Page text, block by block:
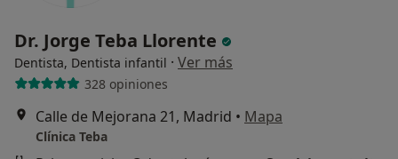
Dr. Jorge Teba Llorente
Dentista, Dentista infantil · Ver más
328 opiniones
Calle de Mejorana 21, Madrid • Mapa
Clínica Teba